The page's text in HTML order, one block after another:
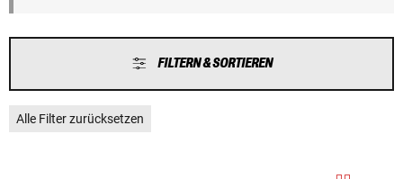
FILTERN & SORTIEREN
Alle Filter zurücksetzen